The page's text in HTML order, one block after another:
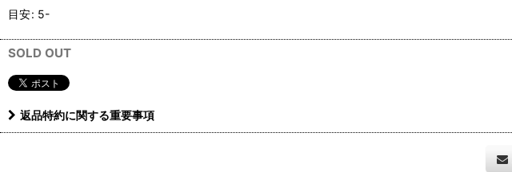
目安: 5-
SOLD OUT
返品特約に関する重要事項